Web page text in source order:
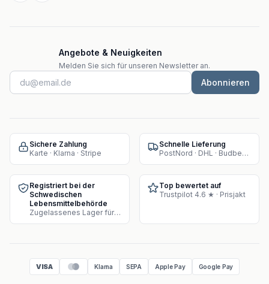
Angebote & Neuigkeiten
Melden Sie sich für unseren Newsletter an.
Abonnieren
Sichere Zahlung
Karte · Klarna · Stripe
Schnelle Lieferung
PostNord · DHL · Budbee · Instabox
Registriert bei der
Schwedischen
Lebensmittelbehörde
Zugelassenes Lager für Supplement-Verkauf
Top bewertet auf
Trustpilot 4.6 ★ · Prisjakt
VISA Klarna SEPA Apple Pay Google Pay